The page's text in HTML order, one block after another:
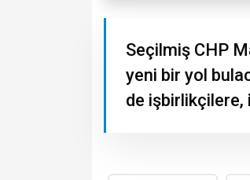
Seçilmiş CHP
yeni bir yol
de işbirlikçilere,